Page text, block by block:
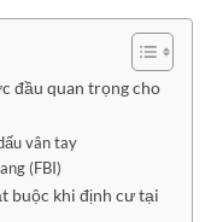
đầu quan trọng cho
vân tay
(FBI)
buộc khi định cư tại